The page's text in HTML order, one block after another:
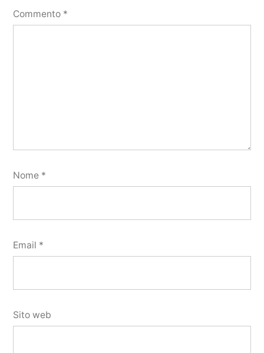
Commento *
Nome *
Email *
Sito web